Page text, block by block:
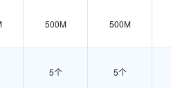
500M 500M
5个 5个